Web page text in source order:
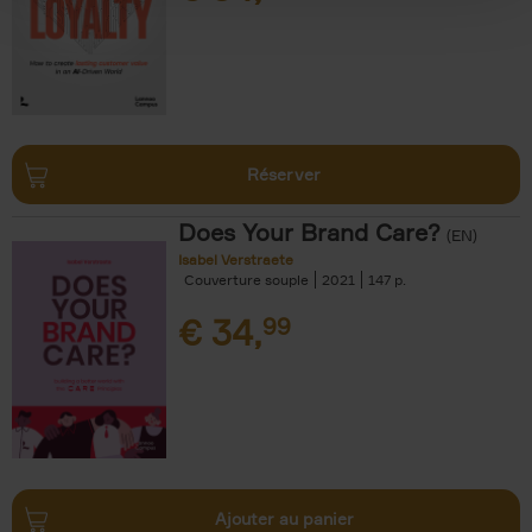
Réserver
Does Your Brand Care? (EN)
Isabel Verstraete
Couverture souple
2021 147
€ 34,99
Ajouter au panier